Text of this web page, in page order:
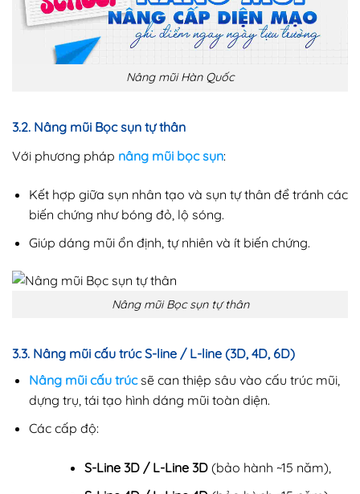
Nâng mũi Hàn Quốc
3.2. Nâng mũi Bọc sụn tự thân
Với phương pháp nâng mũi bọc sụn:
Kết hợp giữa sụn nhân tạo và sụn tự thân để tránh các
biến chứng như bóng đỏ, lộ sóng.
Giúp dáng mũi ổn định, tự nhiên và ít biến chứng.
Nâng mũi Bọc sụn tự thân
3.3. Nâng mũi cấu trúc S-line / L-line (3D, 4D, 6D)
Nâng mũi cấu trúcsẽ can thiệp sâu vào cấu trúc mũi,
dựng trụ, tái tạo hình dáng mũi toàn diện.
Các cấp độ:
S-Line 3D / L-Line 3D(bảo hành ~15 năm),